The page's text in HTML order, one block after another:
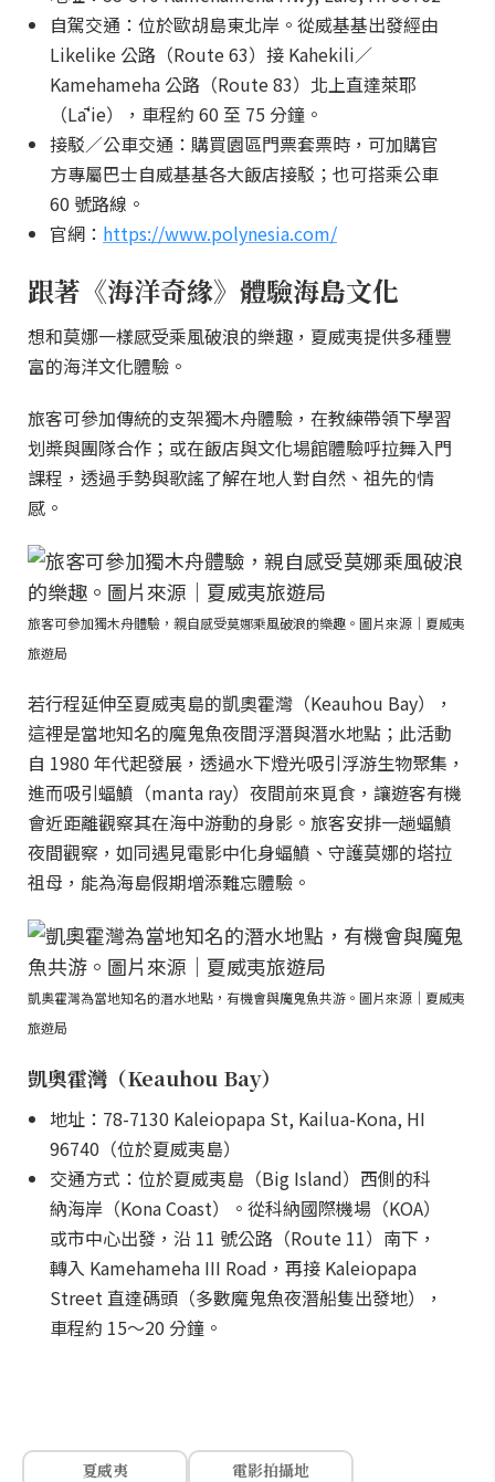
自駕交通：位於歐胡島東北岸。從威基基出發經由
Likelike 公路（Route 63）接 Kahekili／
Kamehameha 公路（Route 83）北上直達萊耶
（Lāʻie），車程約 60 至 75 分鐘。
接駁／公車交通：購買園區門票套票時，可加購官
方專屬巴士自威基基各大飯店接駁；也可搭乘公車
60 號路線。
官網： https://www.polynesia.com/
跟著《海洋奇緣》體驗海島文化
想和莫娜一樣感受乘風破浪的樂趣，夏威夷提供多種豐
富的海洋文化體驗。
旅客可參加傳統的支架獨木舟體驗，在教練帶領下學習
划槳與團隊合作；或在飯店與文化場館體驗呼拉舞入門
課程，透過手勢與歌謠了解在地人對自然、祖先的情
感。
旅客可參加獨木舟體驗，親自感受莫娜乘風破浪的樂趣。圖片來源｜夏威夷
旅遊局
若行程延伸至夏威夷島的凱奧霍灣（Keauhou Bay），
這裡是當地知名的魔鬼魚夜間浮潛與潛水地點；此活動
自 1980 年代起發展，透過水下燈光吸引浮游生物聚集，
進而吸引蝠鱝（manta ray）夜間前來覓食，讓遊客有機
會近距離觀察其在海中游動的身影。旅客安排一趟蝠鱝
夜間觀察，如同遇見電影中化身蝠鱝、守護莫娜的塔拉
祖母，能為海島假期增添難忘體驗。
凱奧霍灣為當地知名的潛水地點，有機會與魔鬼魚共游。圖片來源｜夏威夷
旅遊局
凱奧霍灣（Keauhou Bay）
地址：78-7130 Kaleiopapa St, Kailua-Kona, HI
96740（位於夏威夷島）
交通方式：位於夏威夷島（Big Island）西側的科
納海岸（Kona Coast）。從科納國際機場（KOA）
或市中心出發，沿 11 號公路（Route 11）南下，
轉入 Kamehameha III Road，再接 Kaleiopapa
Street 直達碼頭（多數魔鬼魚夜潛船隻出發地），
車程約 15～20 分鐘。
夏威夷
電影拍攝地